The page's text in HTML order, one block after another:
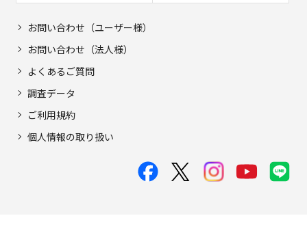
お問い合わせ（ユーザー様）
お問い合わせ（法人様）
よくあるご質問
調査データ
ご利用規約
個人情報の取り扱い